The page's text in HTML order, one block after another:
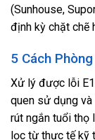
(Sunhouse,
định kỳ chặt chẽ
5 Cách
Xử lý được lỗi
quen sử dụng
rút ngắn tuổi thọ
lọc từ thực tế kỹ